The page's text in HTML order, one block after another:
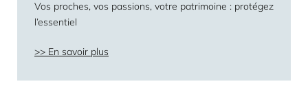
Vos proches, vos passions, votre patrimoine : protégez
l’essentiel
En savoir plus